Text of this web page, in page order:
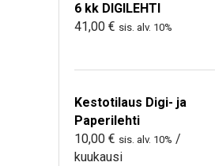
6 kk DIGILEHTI
41,00 € sis. alv. 10%
Kestotilaus Digi- ja
Paperilehti
10,00 € sis. alv. 10% /
kuukausi